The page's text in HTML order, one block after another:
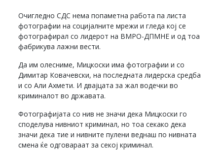
Очигледно СДС нема попаметна работа па листа
фотографии на социјалните мрежи и гледа кој се
фотографирал со лидерот на ВМРО-ДПМНЕ и од тоа
фабрикува лажни вести.
Да им олесниме, Мицкоски има фотографии и со
Димитар Ковачевски, на последната лидерска средба
и со Али Ахмети. И двајцата за жал водечки во
криминалот во државата.
Фотографијата со нив не значи дека Мицкоски го
споделува нивниот криминал, но тоа секако дека
значи дека тие и нивните пулени веднаш по нивната
смена ќе одговараат за секој криминал.